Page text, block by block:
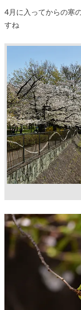
4月に入ってからの寒
すね